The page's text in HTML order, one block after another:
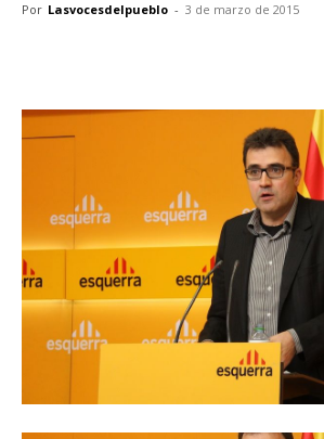
Por Lasvocesdelpueblo - 3 de marzo de 2015